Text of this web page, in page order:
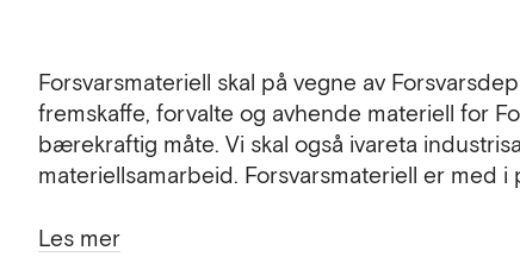
Forsvarsmateriell skal på vegne av
fremskaffe, forvalte og avhende materiell for
bærekraftig måte. Vi skal også ivareta
materiellsamarbeid. Forsvarsmateriell er med
Les mer